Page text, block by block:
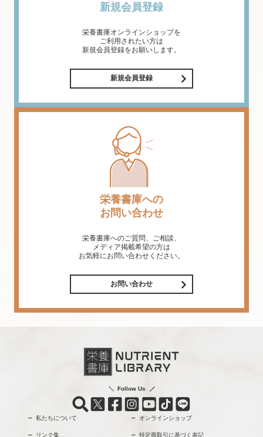
新規会員登録
栄養書庫オンラインショップを
ご利用されたい方は
新規会員登録をお願いします。
新規会員登録
栄養書庫への
お問い合わせ
栄養書庫へのご質問、ご相談、
メディア掲載希望の方は
お気軽にお問い合わせください。
お問い合わせ
Follow Us
私たちについて オンラインショップ
リンク集 特定商取引に基づく表記